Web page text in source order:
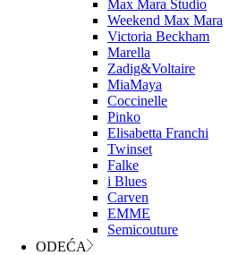
Max Mara Studio
Weekend Max Mara
Victoria Beckham
Marella
Zadig&Voltaire
MiaMaya
Coccinelle
Pinko
Elisabetta Franchi
Twinset
Falke
i Blues
Carven
EMME
Semicouture
ODEĆA